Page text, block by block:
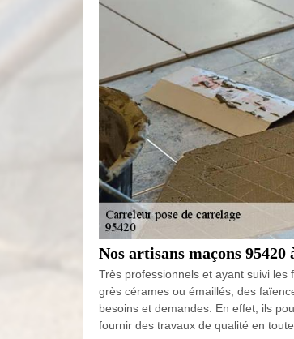
Nos artisans maçons
Très professionnels et ayant suivi
grès cérames ou émaillés, des
besoins et demandes. En effet, ils
fournir des travaux de qualité en